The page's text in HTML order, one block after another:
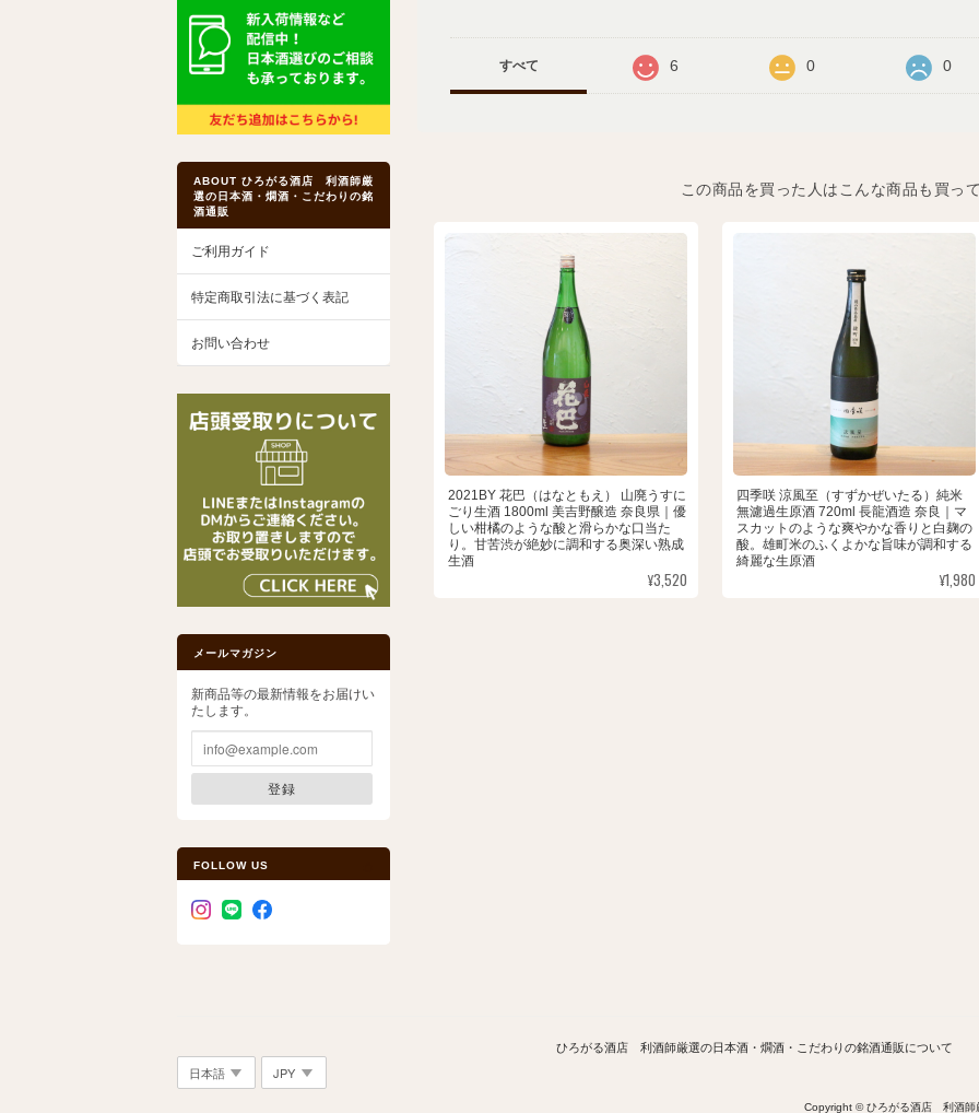
すべて 6 0 0
この商品を買った人はこんな商品も買っ
2021BY 花巴（はなともえ） 山廃うすに
ごり生酒 1800ml 美吉野醸造 奈良県｜優
しい柑橘のような酸と滑らかな口当た
り。甘苦渋が絶妙に調和する奥深い熟成
生酒
¥3,520
四季咲 涼風至（すずかぜいたる）純米
無濾過生原酒 720ml 長龍酒造 奈良｜マ
スカットのような爽やかな香りと白麹の
酸。雄町米のふくよかな旨味が調和する
綺麗な生原酒
¥1,980
ABOUT ひろがる酒店 利酒師厳
選の日本酒・燗酒・こだわりの銘
酒通販
ご利用ガイド
特定商取引法に基づく表記
お問い合わせ
メールマガジン
新商品等の最新情報をお届けい
たします。
登録
FOLLOW US
ひろがる酒店 利酒師厳選の日本酒・燗酒・こだわりの銘酒通販について
Copyright © ひろがる酒店 利酒師